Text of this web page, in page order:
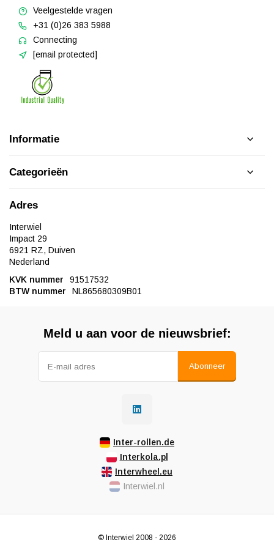
Veelgestelde vragen
+31 (0)26 383 5988
Connecting
[email protected]
Informatie
Categorieën
Adres
Interwiel
Impact 29
6921 RZ, Duiven
Nederland
KVK nummer
91517532
BTW nummer
NL865680309B01
Meld u aan voor de nieuwsbrief:
Abonneer
Inter-rollen.de
Interkola.pl
Interwheel.eu
Interwiel.nl
© Interwiel 2008 - 2026